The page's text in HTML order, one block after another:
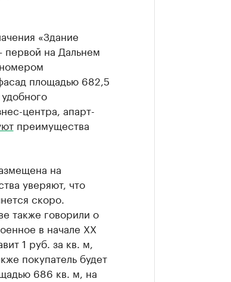
«Здание
первой на Дальнем
площадью 682,5
центра, апарт-
преимущества
на
уверяют, что
скоро.
также говорили о
в начале XX
1 руб. за кв. м,
покупатель будет
686 кв. м, на